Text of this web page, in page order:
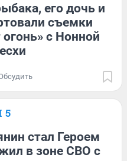
его дочь и
съемки
огонь» с Нонной
5
стал Героем
в зоне СВО с